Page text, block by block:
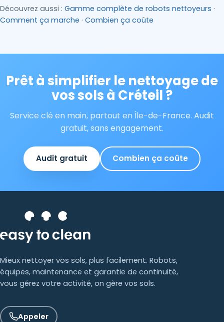
Découvrez aussi : Gamme complète de robots nettoyeurs ·
Comment ça marche · Combien ça coûte
Prêt à simplifier le nettoyage de
vos sols à Créteil ?
Service clé en main, partout en Île-de-France. Audit
gratuit, sans engagement.
Audit gratuit Combien ça coûte
Mieux nettoyer vos sols, plus facilement. Robots,
équipes, maintenance et garantie de continuité,
vous gérez votre activité, on gère vos sols.
Appeler